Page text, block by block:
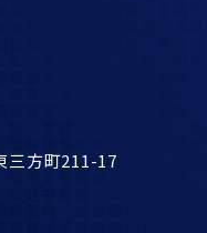
三方町211-17